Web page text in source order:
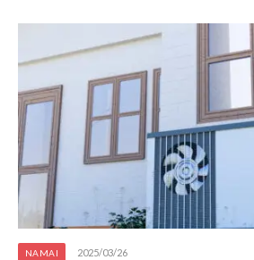
NAMAI 2025/03/26